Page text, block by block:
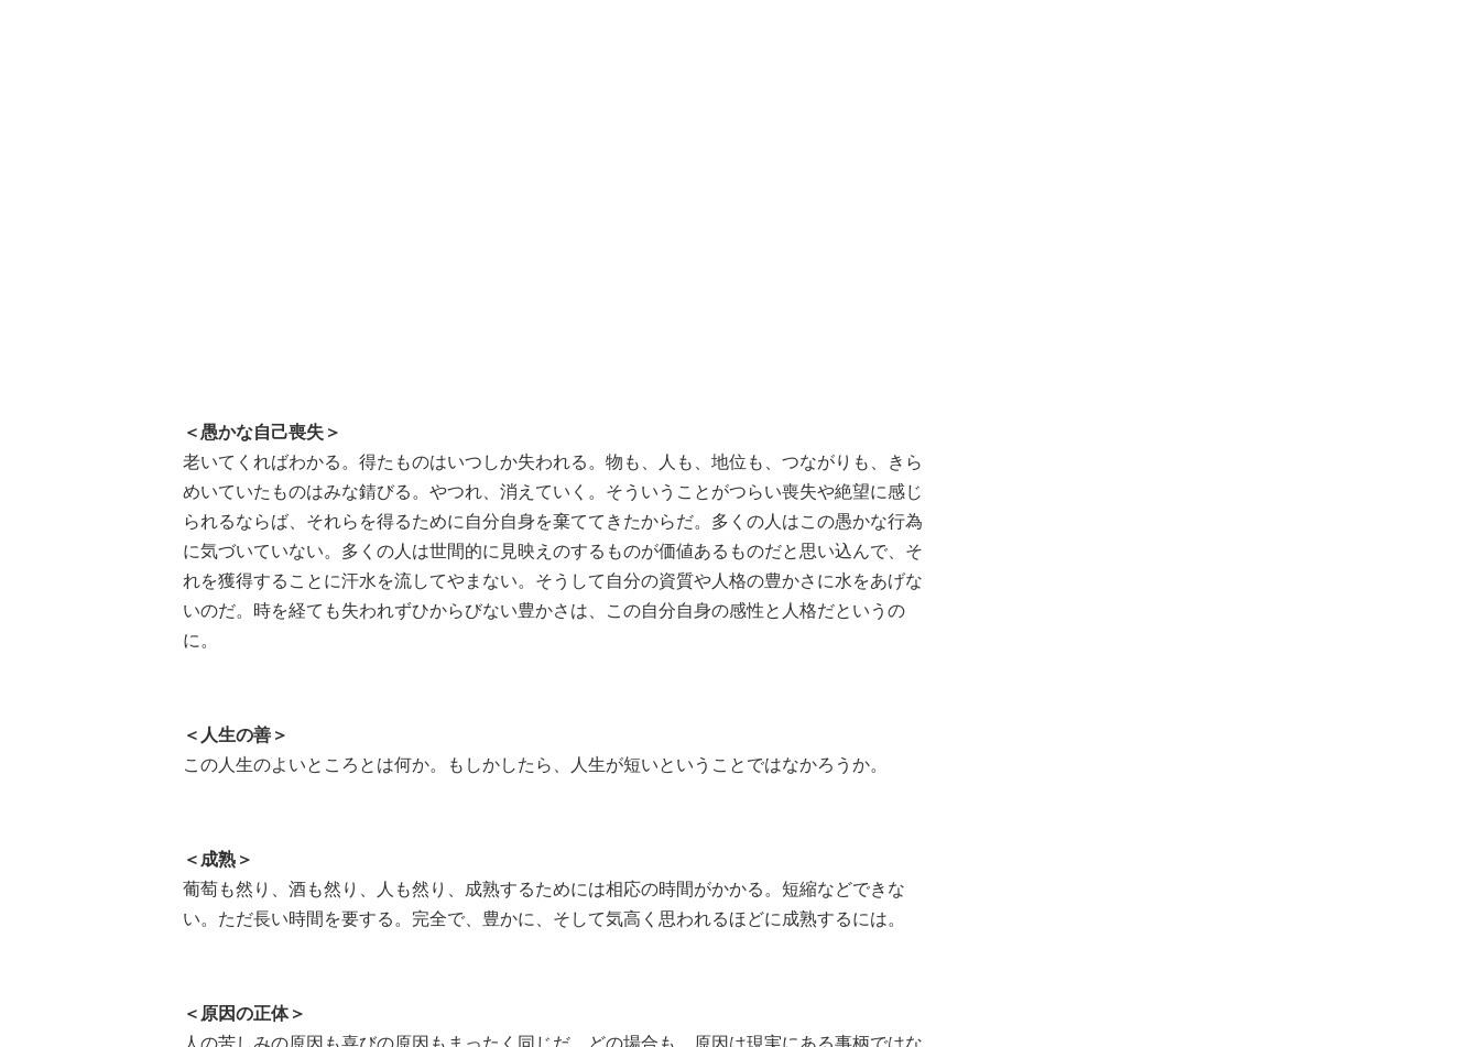
＜愚かな自己喪失＞
老いてくればわかる。得たものはいつしか失われる。物も、人も、地位も、つながりも、きら
めいていたものはみな錆びる。やつれ、消えていく。そういうことがつらい喪失や絶望に感じ
られるならば、それらを得るために自分自身を棄ててきたからだ。多くの人はこの愚かな行為
に気づいていない。多くの人は世間的に見映えのするものが価値あるものだと思い込んで、そ
れを獲得することに汗水を流してやまない。そうして自分の資質や人格の豊かさに水をあげな
いのだ。時を経ても失われずひからびない豊かさは、この自分自身の感性と人格だというの
に。
＜人生の善＞
この人生のよいところとは何か。もしかしたら、人生が短いということではなかろうか。
＜成熟＞
葡萄も然り、酒も然り、人も然り、成熟するためには相応の時間がかかる。短縮などできな
い。ただ長い時間を要する。完全で、豊かに、そして気高く思われるほどに成熟するには。
＜原因の正体＞
人の苦しみの原因も喜びの原因もまったく同じだ。どの場合も、原因は現実にある事柄ではな